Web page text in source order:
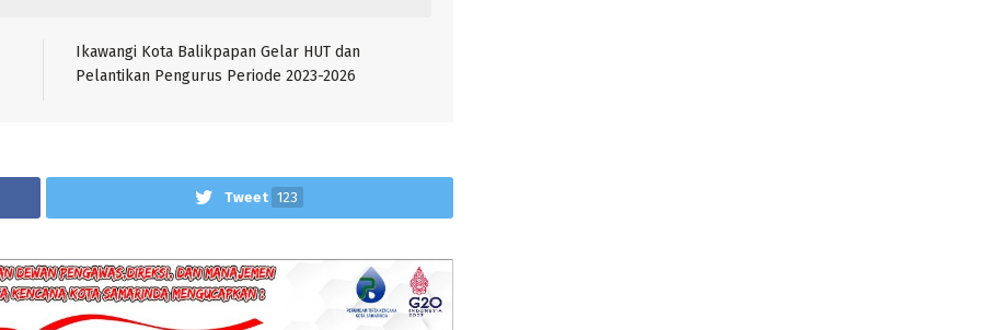
Ikawangi Kota Balikpapan Gelar HUT dan
Pelantikan Pengurus Periode 2023-2026
Tweet 123